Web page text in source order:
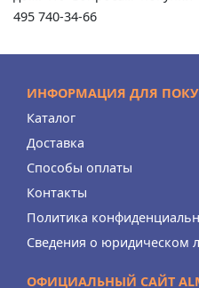
495 740-34-66
ИНФОРМАЦИЯ ДЛЯ
Каталог
Доставка
Способы оплаты
Контакты
Политика
Сведения о юридическом
ОФИЦИАЛЬНЫЙ САЙТ